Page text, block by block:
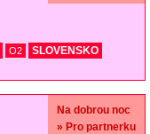
O2
SLOVENSKO
Na dobrou noc
» Pro partnerku